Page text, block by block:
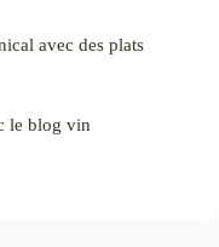
avec des plats
le blog vin